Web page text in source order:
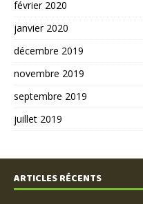
février 2020
janvier 2020
décembre 2019
novembre 2019
septembre 2019
juillet 2019
ARTICLES RÉCENTS